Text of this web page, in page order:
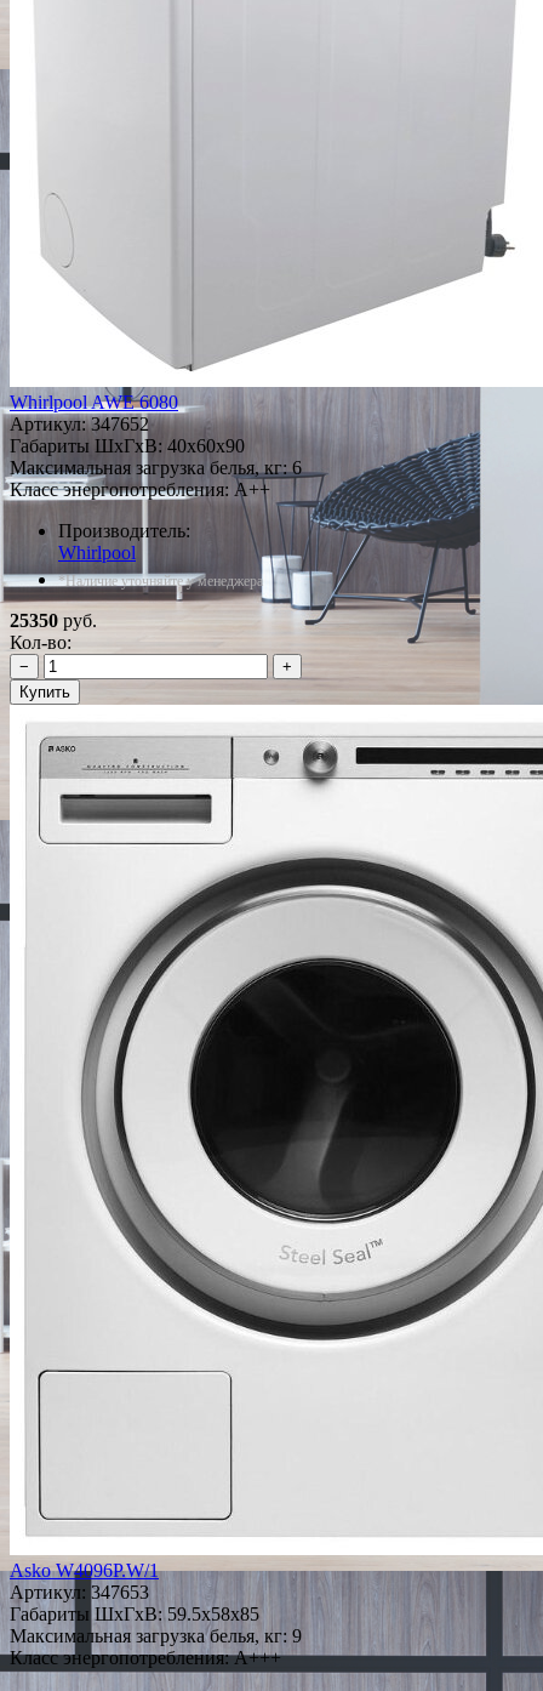
Whirlpool AWE 6080
Артикул:347652
Габариты ШxГxВ: 40x60x90
Максимальная загрузка белья, кг: 6
Класс энергопотребления: A++
Производитель:
Whirlpool
*Наличие уточняйте у менеджера
25350 руб.
Кол-во:
−
+
Купить
Asko W4096P.W/1
Артикул: 347653
Габариты ШxГxВ: 59.5x58x85
Максимальная загрузка белья, кг: 9
Класс энергопотребления: A+++